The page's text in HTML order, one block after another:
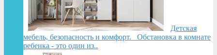
Детская
мебель, безопасность и комфорт. Обстановка в комнате
ребенка - это один из..